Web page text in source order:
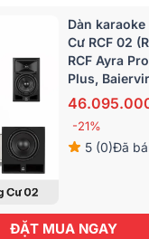
Dàn
Cư RCF 02
RCF Ayra
Plus,
-21%
5 (0)Đã
ĐẶT MUA NGAY